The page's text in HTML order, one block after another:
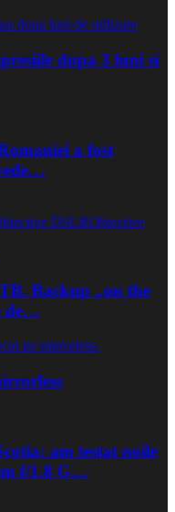
dupa 3 luni si
a fost
DSLRObiective
Backup „on the
de…
am testat noile
f/1.8 G…